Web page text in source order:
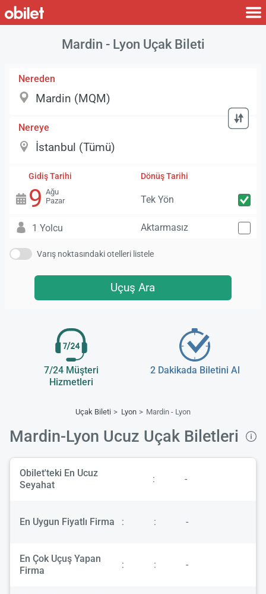
Mardin - Lyon Uçak Bileti
Nereden
Nereye
Gidiş Tarihi
9 Ağu
Pazar
Dönüş Tarihi
Tek Yön
1 Yolcu Aktarmasız
Varış noktasındaki otelleri listele
Uçuş Ara
7/24 Müşteri
Hizmetleri
2 Dakikada Biletini Al
Uçak Bileti Lyon Mardin - Lyon
Mardin-Lyon Ucuz Uçak Biletleri
Obilet'teki En Ucuz
Seyahat
: -
En Uygun Fiyatlı Firma : : -
En Çok Uçuş Yapan
Firma
: : -